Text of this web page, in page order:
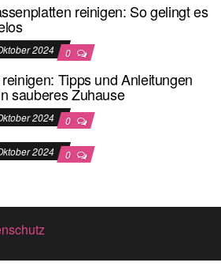
reinigen: So gelingt es
2024 0
Tipps und Anleitungen
sauberes Zuhause
2024 0
2024 0